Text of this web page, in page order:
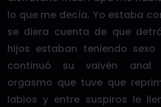
lo que me decía. Yo estaba
se diera cuenta de que
hijos estaban teniendo sexo
continuó su vaivén anal
orgasmo que tuve que
labios y entre suspiros le